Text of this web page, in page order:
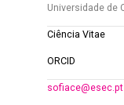
Universidade de
Ciência Vitae
ORCID
sofiace@esec.pt